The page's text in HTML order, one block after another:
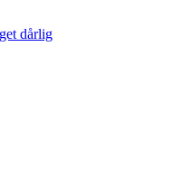
dårlig